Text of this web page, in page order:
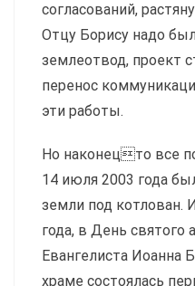
согласований,
Отцу Борису надо
землеотвод, проект
перенос
эти работы.
Но наконецто все
14 июля 2003 года
земли под котлован.
года, в День святого
Евангелиста Иоанна
храме состоялась